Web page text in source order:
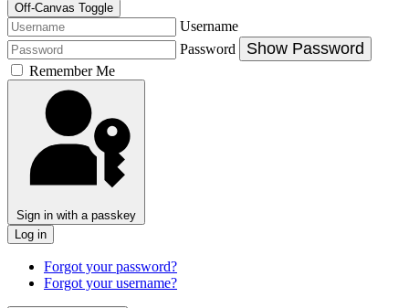
Off-Canvas Toggle
Username
Password
Show Password
Remember Me
Sign in with a passkey
Log in
Forgot your password?
Forgot your username?